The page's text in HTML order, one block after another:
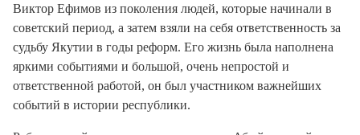
Виктор Ефимов из поколения людей, которые начинали в
советский период, а затем взяли на себя ответственность за
судьбу Якутии в годы реформ. Его жизнь была наполнена
яркими событиями и большой, очень непростой и
ответственной работой, он был участником важнейших
событий в истории республики.